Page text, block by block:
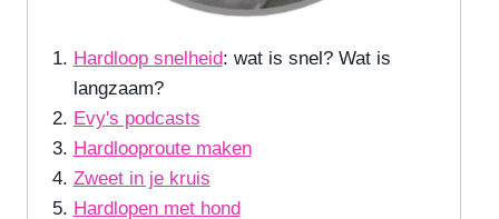
Hardloop snelheid: wat is snel? Wat is
langzaam?
Evy's podcasts
Hardlooproute maken
Zweet in je kruis
Hardlopen met hond